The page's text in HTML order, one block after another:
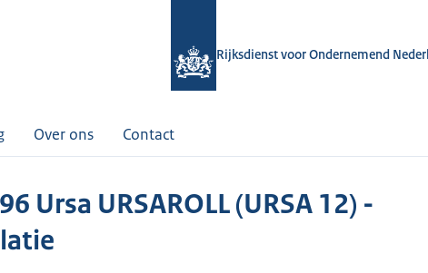
Rijksdienst voor Ondernemend
Over ons Contact
Ursa URSAROLL (URSA 12) -